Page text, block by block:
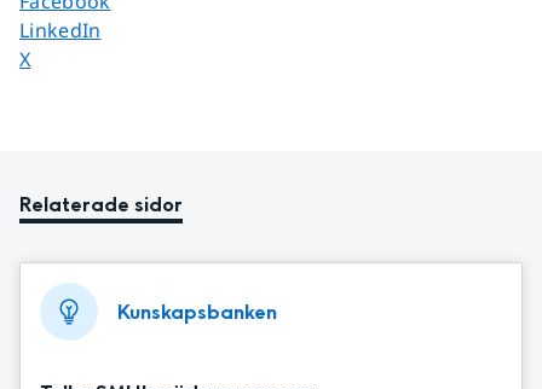
Dela sidan på
LinkedIn
Dela sidan på
X
Relaterade sidor
Kunskapsbanken